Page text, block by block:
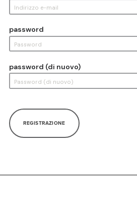
password
password (di nuovo)
REGISTRAZIONE